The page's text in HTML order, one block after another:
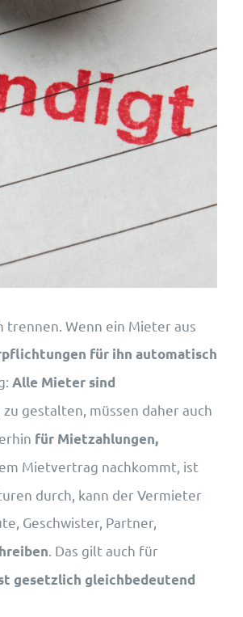
trennen. Wenn ein Mieter aus
für ihn automatisch
Alle Mieter sind
gestalten, müssen daher auch
für Mietzahlungen,
Mietvertrag nachkommt, ist
durch, kann der Vermieter
Geschwister, Partner,
. Das gilt auch für
gesetzlich gleichbedeutend